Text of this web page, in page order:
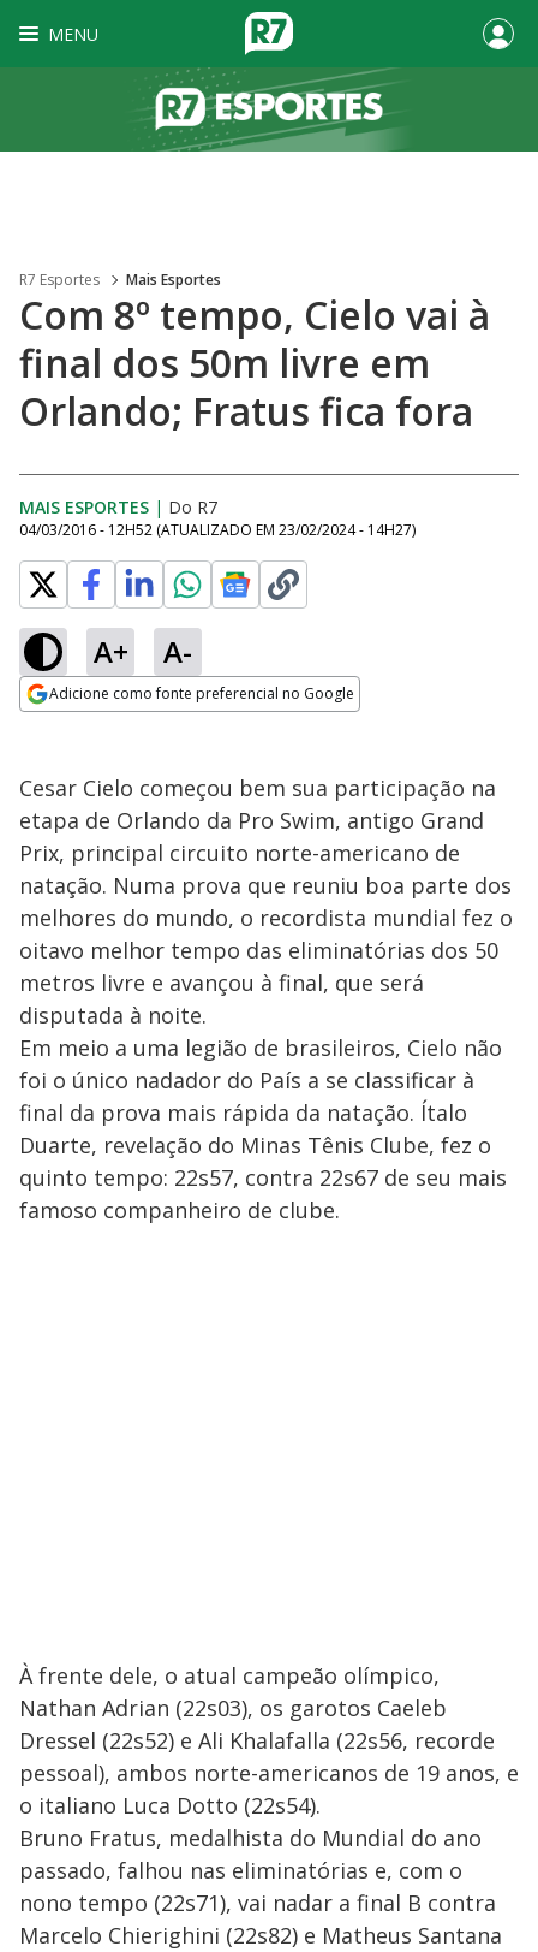
MENU
R7 Esportes Mais Esportes
Com 8º tempo, Cielo vai à
final dos 50m livre em
Orlando; Fratus fica fora
MAIS ESPORTES | Do R7
04/03/2016 - 12H52 (ATUALIZADO EM 23/02/2024 - 14H27)
A+ A-
Adicione como fonte preferencial no Google
Cesar Cielo começou bem sua participação na
etapa de Orlando da Pro Swim, antigo Grand
Prix, principal circuito norte-americano de
natação. Numa prova que reuniu boa parte dos
melhores do mundo, o recordista mundial fez o
oitavo melhor tempo das eliminatórias dos 50
metros livre e avançou à final, que será
disputada à noite.
Em meio a uma legião de brasileiros, Cielo não
foi o único nadador do País a se classificar à
final da prova mais rápida da natação. Ítalo
Duarte, revelação do Minas Tênis Clube, fez o
quinto tempo: 22s57, contra 22s67 de seu mais
famoso companheiro de clube.
À frente dele, o atual campeão olímpico,
Nathan Adrian (22s03), os garotos Caeleb
Dressel (22s52) e Ali Khalafalla (22s56, recorde
pessoal), ambos norte-americanos de 19 anos, e
o italiano Luca Dotto (22s54).
Bruno Fratus, medalhista do Mundial do ano
passado, falhou nas eliminatórias e, com o
nono tempo (22s71), vai nadar a final B contra
Marcelo Chierighini (22s82) e Matheus Santana